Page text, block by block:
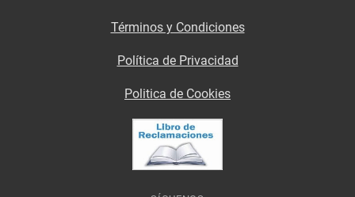
Términos y Condiciones
Política de Privacidad
Politica de Cookies